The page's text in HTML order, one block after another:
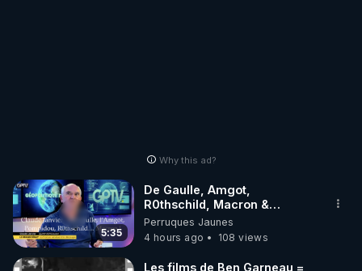
Why this ad?
5:35
De Gaulle, Amgot,
R0thschild, Macron &
Pompidou… Macron Claude
Janvier, GPTV, 18 X 2024
Perruques Jaunes
4 hours ago
108 views
Les films de Ben Garneau =